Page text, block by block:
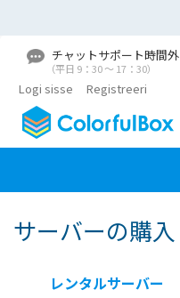
チャットサポート時間外
（平日 9：30 〜 17：30）
Logi sisse
Registreeri
サーバーの購入
レンタルサーバー